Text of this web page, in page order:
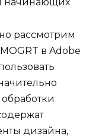
рассмотрим
в Adobe
дизайна,